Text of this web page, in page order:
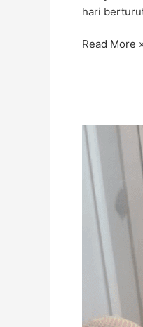
hari
Read More »
LAZISMU
Malang
Sambut
Ramadhan
dengan
Pembagian
Quran
Wakaf
Daerah